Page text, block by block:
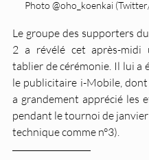
Photo @oho_koenkai
Le groupe des supporters
2 a révélé cet après-midi
tablier de cérémonie. Il lui a
le publicitaire i-Mobile,
a grandement apprécié les
pendant le tournoi de
technique comme n°3).